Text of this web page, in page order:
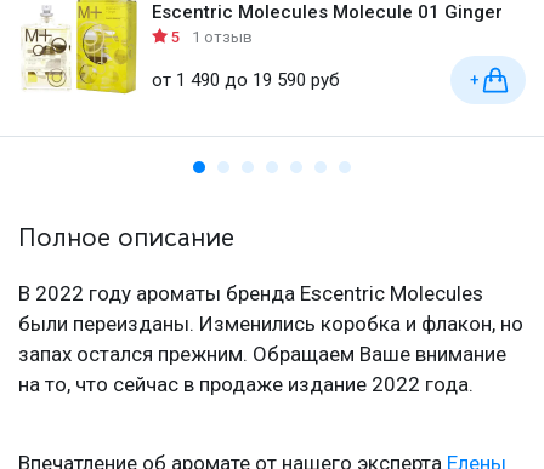
Escentric Molecules Molecule 01 Ginger
5 1 отзыв
от 1 490 до 19 590 руб +
Полное описание
В 2022 году ароматы бренда Escentric Molecules
были переизданы. Изменились коробка и флакон, но
запах остался прежним. Обращаем Ваше внимание
на то, что сейчас в продаже издание 2022 года.
Впечатление об аромате от нашего эксперта Елены